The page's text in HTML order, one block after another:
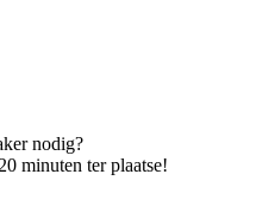
nodig?
minuten ter plaatse!